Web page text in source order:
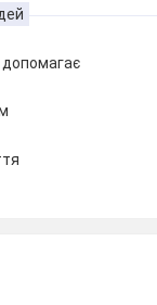
допомагає